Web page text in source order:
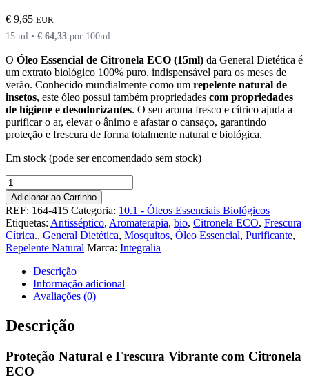
€ 9,65 EUR
15 ml • € 64,33 por 100ml
O Óleo Essencial de Citronela ECO (15ml) da General Dietética é
um extrato biológico 100% puro, indispensável para os meses de
verão. Conhecido mundialmente como um repelente natural de
insetos, este óleo possui também propriedades com propriedades
de higiene e desodorizantes. O seu aroma fresco e cítrico ajuda a
purificar o ar, elevar o ânimo e afastar o cansaço, garantindo
proteção e frescura de forma totalmente natural e biológica.
Em stock (pode ser encomendado sem stock)
Quantidade
de
Óleo
Essencial
de
Citronela
15ml
ECO
Adicionar ao Carrinho
REF: 164-415 Categoria: 10.1 - Óleos Essenciais Biológicos
Etiquetas: Antisséptico, Aromaterapia, bio, Citronela ECO, Frescura
Cítrica., General Dietética, Mosquitos, Óleo Essencial, Purificante,
Repelente Natural Marca: Integralia
Descrição
Informação adicional
Avaliações (0)
Descrição
Proteção Natural e Frescura Vibrante com Citronela
ECO